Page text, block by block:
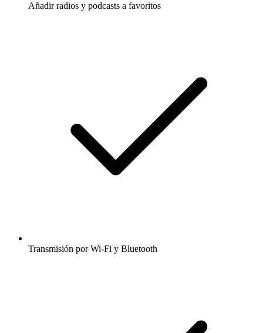
Añadir radios y podcasts a favoritos
Transmisión por Wi-Fi y Bluetooth